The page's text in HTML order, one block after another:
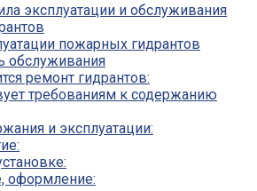
эксплуатации и обслуживания
пожарных гидрантов
обслуживания
ремонт гидрантов:
требованиям к содержанию
и эксплуатации:
оформление: